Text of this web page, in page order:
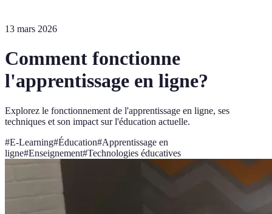
13 mars 2026
Comment fonctionne
l'apprentissage en ligne?
Explorez le fonctionnement de l'apprentissage en ligne, ses
techniques et son impact sur l'éducation actuelle.
#E-Learning#Éducation#Apprentissage en
ligne#Enseignement#Technologies éducatives